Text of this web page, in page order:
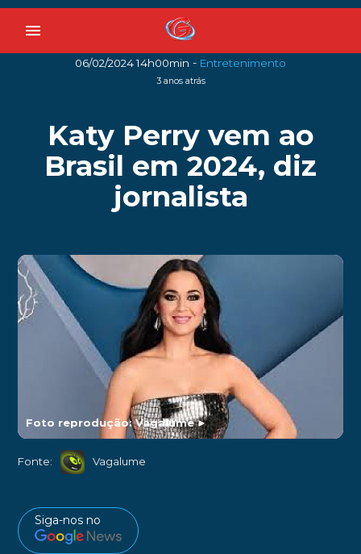
menu
06/02/2024 14h00min - Entretenimento
3 anos atrás
Katy Perry vem ao
Brasil em 2024, diz
jornalista
Foto reprodução: Vagalume►
Fonte: Vagalume
Siga-nos no